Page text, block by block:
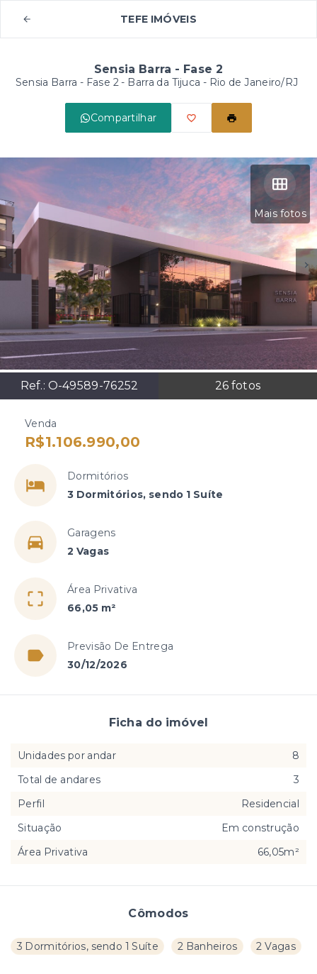
TEFE IMÓVEIS
Sensia Barra - Fase 2
Sensia Barra - Fase 2 - Barra da Tijuca - Rio de Janeiro/RJ
Compartilhar
Mais fotos
Ref.: O-49589-76252 26 fotos
Venda
R$1.106.990,00
Dormitórios
3 Dormitórios, sendo 1 Suíte
Garagens
2 Vagas
Área Privativa
66,05 m²
Previsão De Entrega
30/12/2026
Cômodos
3 Dormitórios, sendo 1 Suíte 2 Banheiros 2 Vagas
Ficha do imóvel
Unidades por andar
8
Total de andares
3
Perfil
Residencial
Situação
Em construção
Área Privativa
66,05m²